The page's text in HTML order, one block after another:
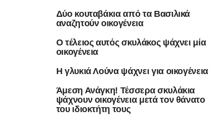
Δύο κουταβάκια από τα Βασιλικά
αναζητούν οικογένεια
Ο τέλειος αυτός σκυλάκος ψάχνει μία
οικογένεια
Η γλυκιά Λούνα ψάχνει για οικογένεια
Άμεση Ανάγκη! Τέσσερα σκυλάκια
ψάχνουν οικογένεια μετά τον θάνατο
του ιδιοκτήτη τους